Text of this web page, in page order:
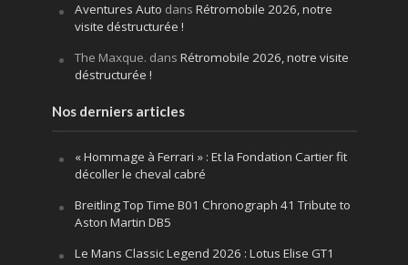
Aventures Auto dans Rétromobile 2026, notre
visite déstructurée !
The Maxque. dans Rétromobile 2026, notre visite
déstructurée !
Nos derniers articles
« Hommage à Ferrari » : Et la Fondation Cartier fit
décoller le cheval cabré
Breitling Top Time B01 Chronograph 41 Tribute to
Aston Martin DB5
Le Mans Classic Legend 2026 : Lotus Elise GT1